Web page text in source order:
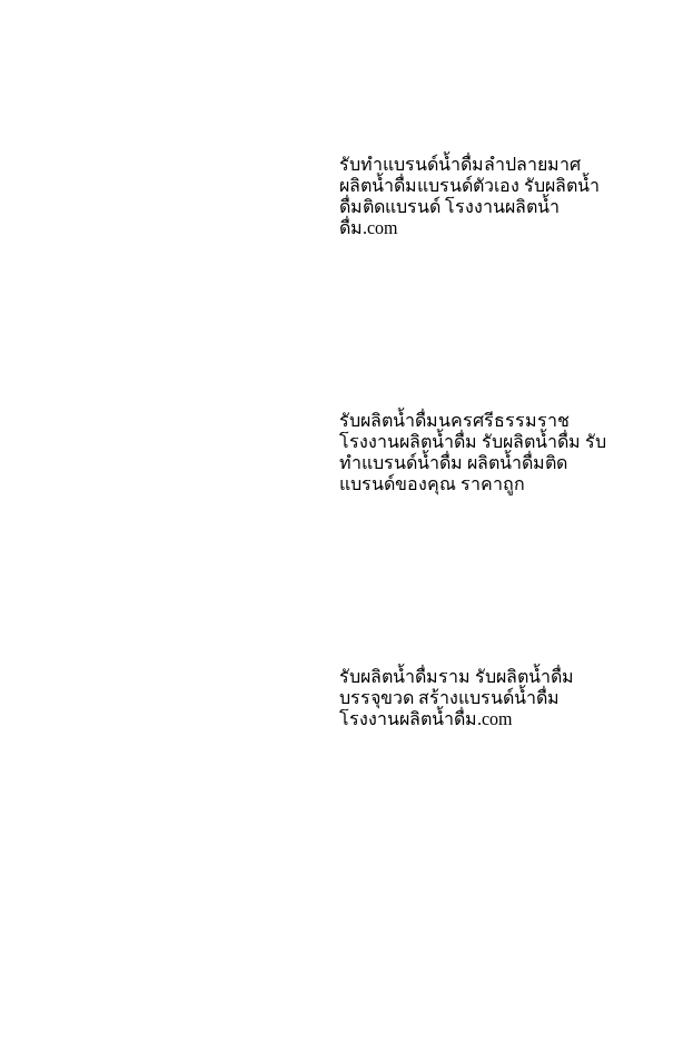
รับทำแบรนด์น้ำดื่มลำปลายมาศ
ผลิตน้ำดื่มแบรนด์ตัวเอง รับผลิตน้ำ
ดื่มติดแบรนด์ โรงงานผลิตน้ำ
ดื่ม.com
รับผลิตน้ำดื่มนครศรีธรรมราช
โรงงานผลิตน้ำดื่ม รับผลิตน้ำดื่ม รับ
ทำแบรนด์น้ำดื่ม ผลิตน้ำดื่มติด
แบรนด์ของคุณ ราคาถูก
รับผลิตน้ำดื่มราม รับผลิตน้ำดื่ม
บรรจุขวด สร้างแบรนด์น้ำดื่ม
โรงงานผลิตน้ำดื่ม.com